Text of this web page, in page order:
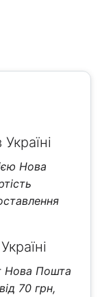
Нова
Нова Пошта
70 грн,